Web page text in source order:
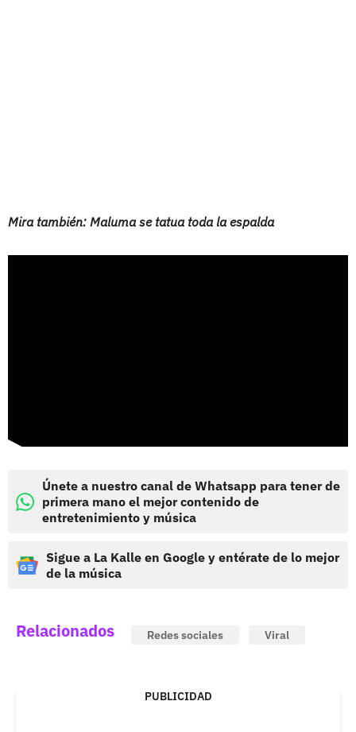
Mira también: Maluma se tatua toda la espalda
Únete a nuestro canal de Whatsapp para tener de
primera mano el mejor contenido de
entretenimiento y música
Sigue a La Kalle en Google y entérate de lo mejor
de la música
Relacionados Redes sociales Viral
PUBLICIDAD